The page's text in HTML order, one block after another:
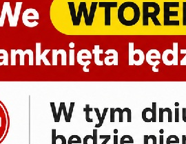
Masz pytanie?: (+48) 797-009-981
Dostępne warianty/kolory